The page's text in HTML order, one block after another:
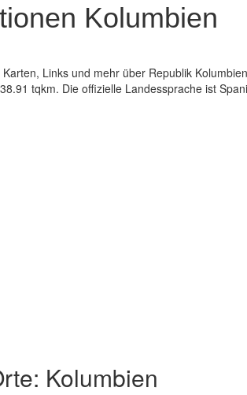
Kolumbien
Links und mehr über Republik
tqkm. Die offizielle Landessprache ist
Kolumbien